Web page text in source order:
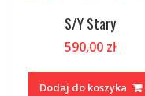
S/Y Stary
590,00 zł
Dodaj do koszyka